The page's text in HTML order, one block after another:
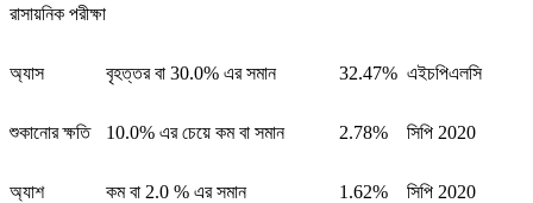
রাসায়নিক পরীক্ষা
অ্যাস বৃহত্তর বা 30.0% এর সমান 32.47% এইচপিএলসি
শুকানোর ক্ষতি 10.0% এর চেয়ে কম বা সমান 2.78% সিপি 2020
অ্যাশ কম বা 2.0 % এর সমান 1.62% সিপি 2020